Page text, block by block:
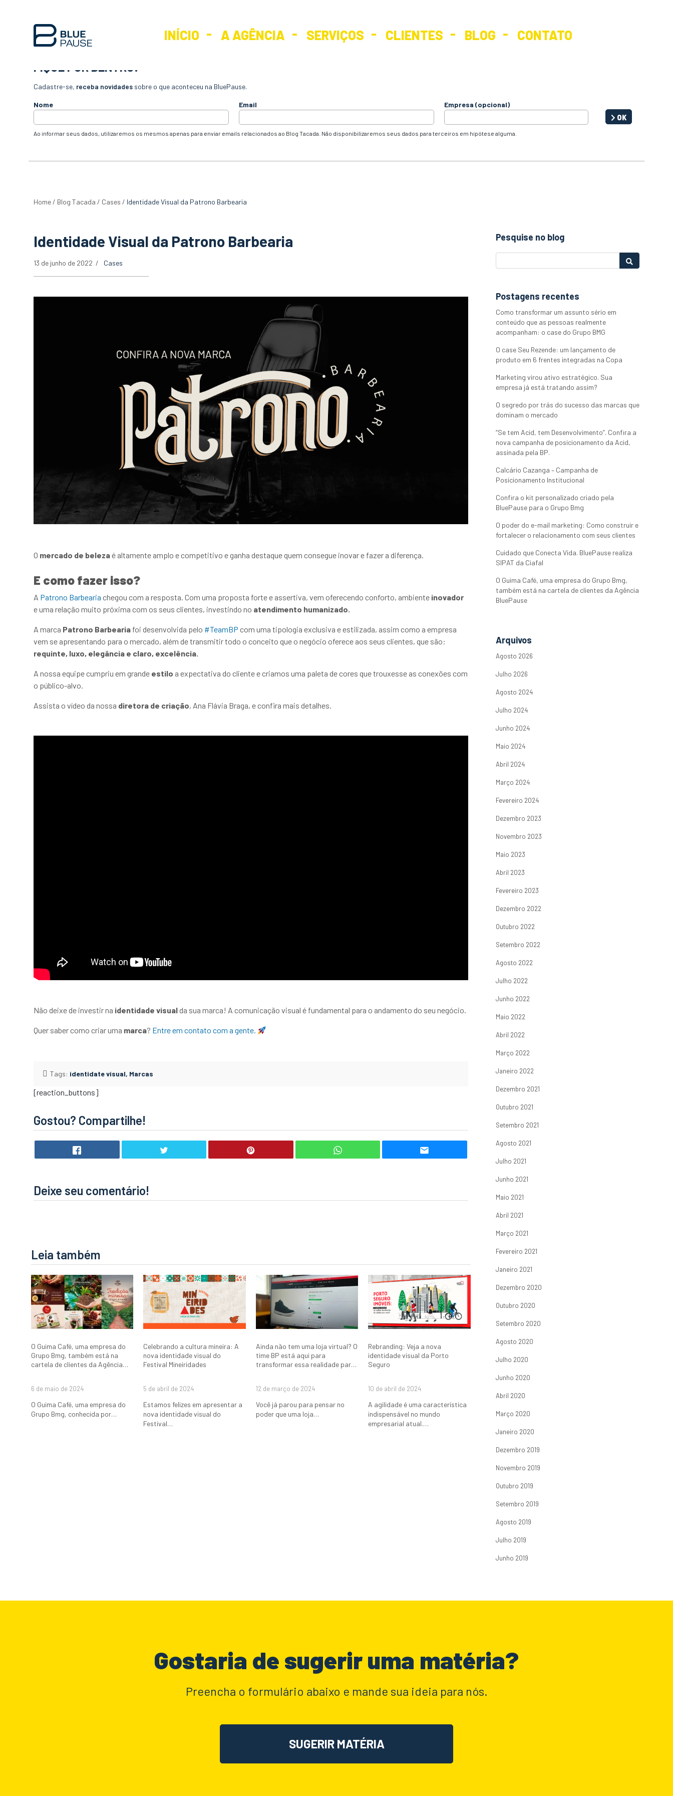
INÍCIO A AGÊNCIA SERVIÇOS CLIENTES BLOG CONTATO
FIQUE POR DENTRO!
Cadastre-se, receba novidades sobre o que aconteceu na BluePause.
Nome Email Empresa (opcional)
Ao informar seus dados, utilizaremos os mesmos apenas para enviar emails relacionados ao Blog Tacada. Não disponibilizaremos seus dados para terceiros em hipótese alguma.
OK
Home / Blog Tacada / Cases / Identidade Visual da Patrono Barbearia
Identidade Visual da Patrono Barbearia
13 de junho de 2022 Cases
O mercado de belezaé altamente amplo e competitivo e ganha destaque quem consegue inovar e fazer a diferença.
E como fazer isso?
A Patrono Barbearia chegou com a resposta. Com uma proposta forte e assertiva, vem oferecendo conforto, ambiente inovador
e uma relação muito próxima com os seus clientes, investindo no atendimento humanizado.
A marca Patrono Barbearia foi desenvolvida pelo #TeamBP com uma tipologia exclusiva e estilizada, assim como a empresa
vem se apresentando para o mercado, além de transmitir todo o conceito que o negócio oferece aos seus clientes, que são:
requinte, luxo, elegância e claro, excelência.
A nossa equipe cumpriu em grande estilo a expectativa do cliente e criamos uma paleta de cores que trouxesse as conexões com
o público-alvo.
Assista o vídeo da nossa diretora de criação, Ana Flávia Braga, e confira mais detalhes.
Não deixe de investir na identidade visual da sua marca! A comunicação visual é fundamental para o andamento do seu negócio.
Quer saber como criar uma marca? Entre em contato com a gente.
Tags: identidate visual Marcas
[reaction_buttons]
Gostou? Compartilhe!
Deixe seu comentário!
Leia também
O Guima Café, uma empresa do
Grupo Bmg, também está na
cartela de clientes da Agência
6 de maio de 2024
O Guima Café, uma empresa do
Grupo Bmg, conhecida por…
Celebrando a cultura mineira: A
nova identidade visual do
Festival Mineiridades
5 de abril de 2024
Estamos felizes em apresentar a
nova identidade visual do
Festival…
Ainda não tem uma loja virtual? O
time BP está aqui para
transformar essa realidade para
12 de março de 2024
Você já parou para pensar no
poder que uma loja…
Rebranding: Veja a nova
identidade visual da Porto
Seguro
10 de abril de 2024
A agilidade é uma característica
indispensável no mundo
empresarial atual.…
Pesquise no blog
Postagens recentes
Como transformar um assunto sério em
conteúdo que as pessoas realmente
acompanham: o case do Grupo BMG
O case Seu Rezende: um lançamento de
produto em 6 frentes integradas na Copa
Marketing virou ativo estratégico. Sua
empresa já está tratando assim?
O segredo por trás do sucesso das marcas que
dominam o mercado
“Se tem Acid, tem Desenvolvimento”. Confira a
nova campanha de posicionamento da Acid,
assinada pela BP.
Calcário Cazanga – Campanha de
Posicionamento Institucional
Confira o kit personalizado criado pela
BluePause para o Grupo Bmg
O poder do e-mail marketing: Como construir e
fortalecer o relacionamento com seus clientes
Cuidado que Conecta Vida. BluePause realiza
SIPAT da Ciafal
O Guima Café, uma empresa do Grupo Bmg,
também está na cartela de clientes da Agência
BluePause
Arquivos
Agosto 2026
Julho 2026
Agosto 2024
Julho 2024
Junho 2024
Maio 2024
Abril 2024
Março 2024
Fevereiro 2024
Dezembro 2023
Novembro 2023
Maio 2023
Abril 2023
Fevereiro 2023
Dezembro 2022
Outubro 2022
Setembro 2022
Agosto 2022
Julho 2022
Junho 2022
Maio 2022
Abril 2022
Março 2022
Janeiro 2022
Dezembro 2021
Outubro 2021
Setembro 2021
Agosto 2021
Julho 2021
Junho 2021
Maio 2021
Abril 2021
Março 2021
Fevereiro 2021
Janeiro 2021
Dezembro 2020
Outubro 2020
Setembro 2020
Agosto 2020
Julho 2020
Junho 2020
Abril 2020
Março 2020
Janeiro 2020
Dezembro 2019
Novembro 2019
Outubro 2019
Setembro 2019
Agosto 2019
Julho 2019
Junho 2019
Gostaria de sugerir uma matéria?
Preencha o formulário abaixo e mande sua ideia para nós.
SUGERIR MATÉRIA